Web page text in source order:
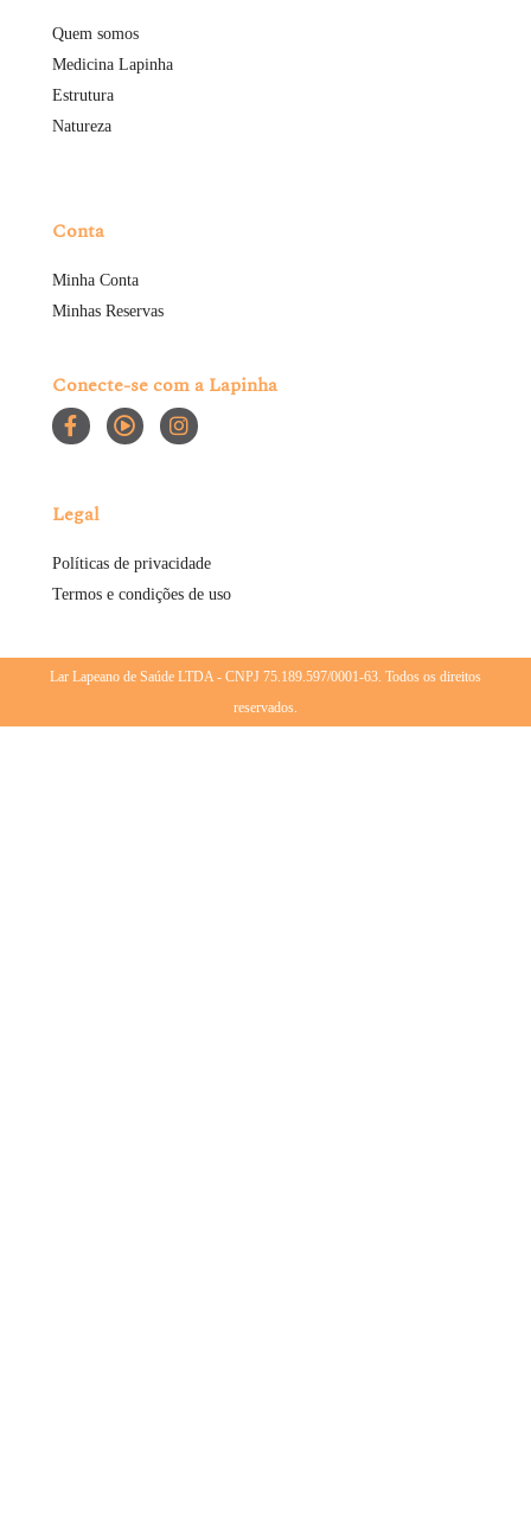
Quem somos
Medicina Lapinha
Estrutura
Natureza
Conta
Minha Conta
Minhas Reservas
Conecte-se com a Lapinha
Legal
Políticas de privacidade
Termos e condições de uso
Lar Lapeano de Saúde LTDA - CNPJ 75.189.597/0001-63. Todos os direitos
reservados.